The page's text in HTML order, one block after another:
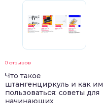
0 отзывов
Что такое
штангенциркуль и как им
пользоваться: советы для
начинающих